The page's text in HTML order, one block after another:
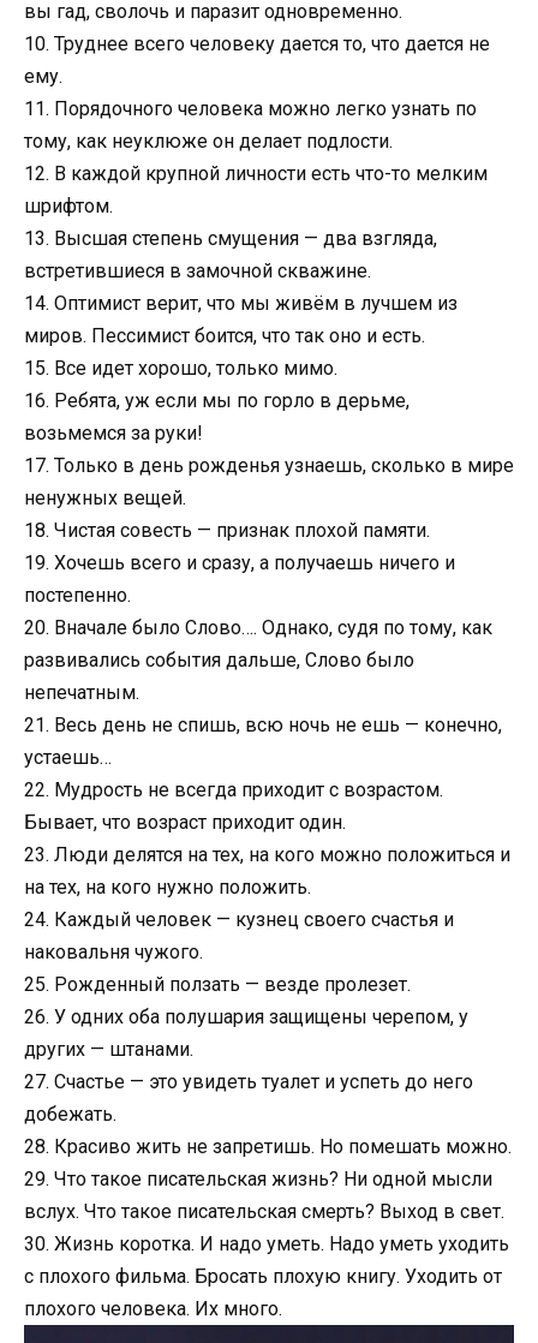
вы гад, сволочь и паразит одновременно.
10. Труднее всего человеку дается то, что дается не
ему.
11. Порядочного человека можно легко узнать по
тому, как неуклюже он делает подлости.
12. В каждой крупной личности есть что-то мелким
шрифтом.
13. Высшая степень смущения — два взгляда,
встретившиеся в замочной скважине.
14. Оптимист верит, что мы живём в лучшем из
миров. Пессимист боится, что так оно и есть.
15. Все идет хорошо, только мимо.
16. Ребята, уж если мы по горло в дерьме,
возьмемся за руки!
17. Только в день рожденья узнаешь, сколько в мире
ненужных вещей.
18. Чистая совесть — признак плохой памяти.
19. Хочешь всего и сразу, а получаешь ничего и
постепенно.
20. Вначале было Слово…. Однако, судя по тому, как
развивались события дальше, Слово было
непечатным.
21. Весь день не спишь, всю ночь не ешь — конечно,
устаешь…
22. Мудрость не всегда приходит с возрастом.
Бывает, что возраст приходит один.
23. Люди делятся на тех, на кого можно положиться и
на тех, на кого нужно положить.
24. Каждый человек — кузнец своего счастья и
наковальня чужого.
25. Рожденный ползать — везде пролезет.
26. У одних оба полушария защищены черепом, у
других — штанами.
27. Счастье — это увидеть туалет и успеть до него
добежать.
28. Красиво жить не запретишь. Но помешать можно.
29. Что такое писательская жизнь? Ни одной мысли
вслух. Что такое писательская смерть? Выход в свет.
30. Жизнь коротка. И надо уметь. Надо уметь уходить
с плохого фильма. Бросать плохую книгу. Уходить от
плохого человека. Их много.